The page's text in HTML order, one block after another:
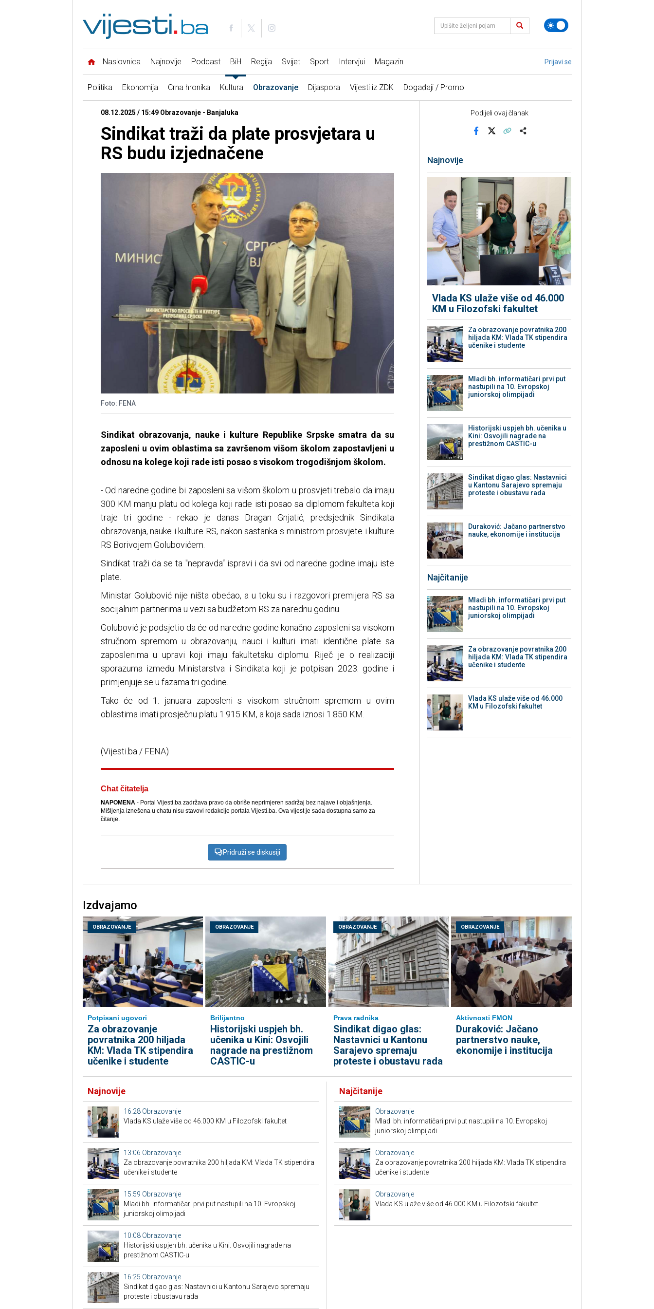
Naslovnica Najnovije Podcast BiH Regija Svijet Sport Intervjui Magazin Prijavi se
Politika Ekonomija Crna hronika Kultura Obrazovanje Dijaspora Vijesti iz ZDK Događaji / Promo
08.12.2025 / 15:49 Obrazovanje - Banjaluka
Sindikat traži da plate prosvjetara u
RS budu izjednačene
Foto: FENA
Sindikat obrazovanja, nauke i kulture Republike Srpske smatra da su
zaposleni u ovim oblastima sa završenom višom školom zapostavljeni u
odnosu na kolege koji rade isti posao s visokom trogodišnjom školom.
- Od naredne godine bi zaposleni sa višom školom u prosvjeti trebalo da imaju
300 KM manju platu od kolega koji rade isti posao sa diplomom fakulteta koji
traje tri godine - rekao je danas Dragan Gnjatić, predsjednik Sindikata
obrazovanja, nauke i kulture RS, nakon sastanka s ministrom prosvjete i kulture
RS Borivojem Golubovićem.
Sindikat traži da se ta "nepravda“ ispravi i da svi od naredne godine imaju iste
plate.
Ministar Golubović nije ništa obećao, a u toku su i razgovori premijera RS sa
socijalnim partnerima u vezi sa budžetom RS za narednu godinu.
Golubović je podsjetio da će od naredne godine konačno zaposleni sa visokom
stručnom spremom u obrazovanju, nauci i kulturi imati identične plate sa
zaposlenima u upravi koji imaju fakultetsku diplomu. Riječ je o realizaciji
sporazuma između Ministarstva i Sindikata koji je potpisan 2023. godine i
primjenjuje se u fazama tri godine.
Tako će od 1. januara zaposleni s visokom stručnom spremom u ovim
oblastima imati prosječnu platu 1.915 KM, a koja sada iznosi 1.850 KM.
(Vijesti.ba / FENA)
Chat čitatelja
NAPOMENA- Portal Vijesti.ba zadržava pravo da obriše neprimjeren sadržaj bez najave i objašnjenja.
Mišljenja iznešena u chatu nisu stavovi redakcije portala Vijesti.ba. Ova vijest je sada dostupna samo za
čitanje.
Pridruži se diskusiji
Podijeli ovaj članak
Najnovije
Vlada KS ulaže više od 46.000
KM u Filozofski fakultet
Za obrazovanje povratnika 200
hiljada KM: Vlada TK stipendira
učenike i studente
Mladi bh. informatičari prvi put
nastupili na 10. Evropskoj
juniorskoj olimpijadi
Historijski uspjeh bh. učenika u
Kini: Osvojili nagrade na
prestižnom CASTIC-u
Sindikat digao glas: Nastavnici
u Kantonu Sarajevo spremaju
proteste i obustavu rada
Duraković: Jačano partnerstvo
nauke, ekonomije i institucija
Najčitanije
Mladi bh. informatičari prvi put
nastupili na 10. Evropskoj
juniorskoj olimpijadi
Za obrazovanje povratnika 200
hiljada KM: Vlada TK stipendira
učenike i studente
Vlada KS ulaže više od 46.000
KM u Filozofski fakultet
Izdvajamo
OBRAZOVANJE
Potpisani ugovori
Za obrazovanje
povratnika 200 hiljada
KM: Vlada TK stipendira
učenike i studente
OBRAZOVANJE
Brilijantno
Historijski uspjeh bh.
učenika u Kini: Osvojili
nagrade na prestižnom
CASTIC-u
OBRAZOVANJE
Prava radnika
Sindikat digao glas:
Nastavnici u Kantonu
Sarajevo spremaju
proteste i obustavu rada
OBRAZOVANJE
Aktivnosti FMON
Duraković: Jačano
partnerstvo nauke,
ekonomije i institucija
Najnovije
16:28 Obrazovanje
Vlada KS ulaže više od 46.000 KM u Filozofski fakultet
13:06 Obrazovanje
Za obrazovanje povratnika 200 hiljada KM: Vlada TK stipendira
učenike i studente
15:59 Obrazovanje
Mladi bh. informatičari prvi put nastupili na 10. Evropskoj
juniorskoj olimpijadi
10:08 Obrazovanje
Historijski uspjeh bh. učenika u Kini: Osvojili nagrade na
prestižnom CASTIC-u
16:25 Obrazovanje
Sindikat digao glas: Nastavnici u Kantonu Sarajevo spremaju
proteste i obustavu rada
Najčitanije
Obrazovanje
Mladi bh. informatičari prvi put nastupili na 10. Evropskoj
juniorskoj olimpijadi
Obrazovanje
Za obrazovanje povratnika 200 hiljada KM: Vlada TK stipendira
učenike i studente
Obrazovanje
Vlada KS ulaže više od 46.000 KM u Filozofski fakultet